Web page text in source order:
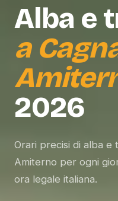
Alba e
a
2026
Orari precisi di alba e
Amiterno per ogni
ora legale italiana.